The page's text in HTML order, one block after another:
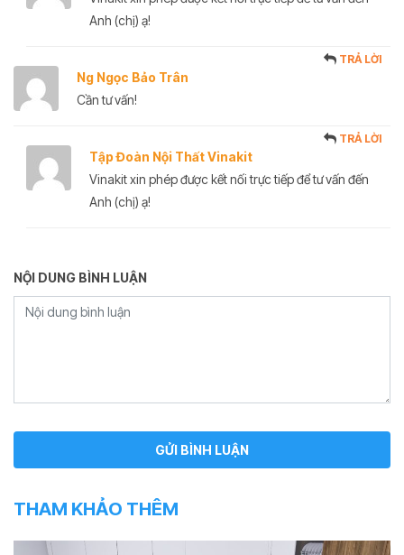
Anh (chị) ạ!
Ng Ngọc Bảo Trân
TRẢ LỜI
Cần tư vấn!
Tập Đoàn Nội Thất Vinakit
TRẢ LỜI
Vinakit xin phép được kết nối trực tiếp để tư vấn đến
Anh (chị) ạ!
NỘI DUNG BÌNH LUẬN
THAM KHẢO THÊM